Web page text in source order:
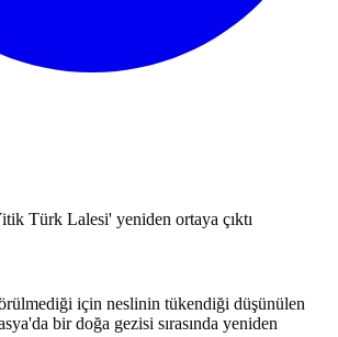
için neslinin tükendiği düşünülen
bir doğa gezisi sırasında yeniden